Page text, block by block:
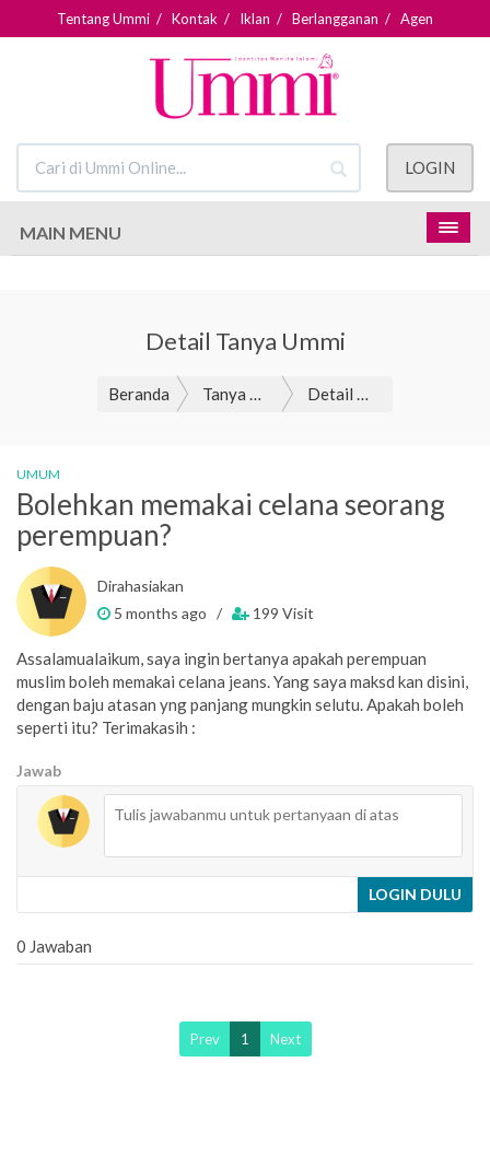
Tentang Ummi / Kontak / Iklan / Berlangganan / Agen
LOGIN
MAIN MENU
Detail Tanya Ummi
Beranda Tanya Ummi Detail Tanya Ummi
UMUM
Bolehkan memakai celana seorang
perempuan?
Dirahasiakan
5 months ago /
199 Visit
Assalamualaikum, saya ingin bertanya apakah perempuan
muslim boleh memakai celana jeans. Yang saya maksd kan disini,
dengan baju atasan yng panjang mungkin selutu. Apakah boleh
seperti itu? Terimakasih :
Jawab
LOGIN DULU
0 Jawaban
Prev 1 Next